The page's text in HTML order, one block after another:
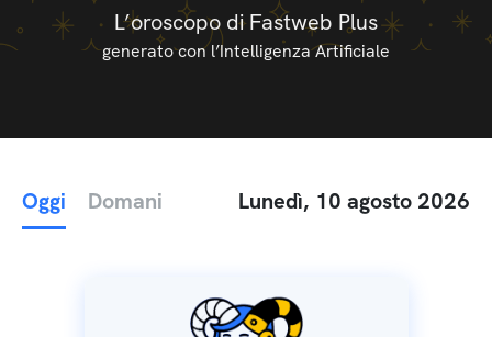
L’oroscopo di Fastweb Plus
generato con l’Intelligenza Artificiale
Oggi Domani Lunedì, 10 agosto 2026